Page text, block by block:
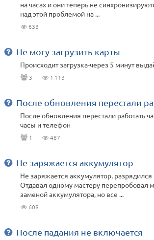
на часах и они теперь не
над этой проблемой на ...
633
Не могу загрузить карты
Происходит загрузка-через 5 минут
3 1 113
После обновления перестали
После обновления перестали работать
часы и телефон
1 487
Не заряжается аккумулятор
Не заряжается аккумулятор,
Отдавал одному мастеру перепробовал
заменой аккумулятора, но все ...
608
После падания не включается